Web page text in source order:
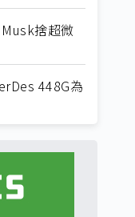
捨超微
448G為